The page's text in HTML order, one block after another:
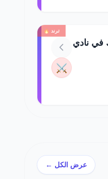
ترند 🔥
في نادي
⚔️
عرض الكل ←